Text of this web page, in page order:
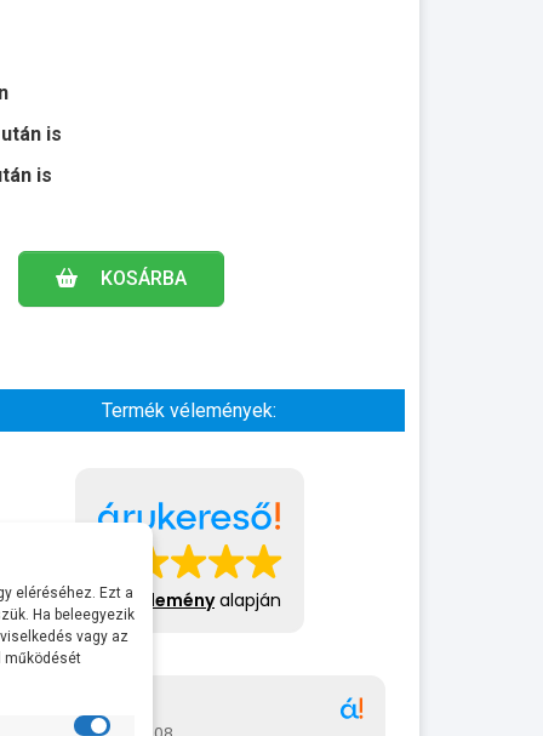
is
is
KOSÁRBA
Termék vélemények:
413 véleményalapján
Gábor
eléréséhez. Ezt a
Ha beleegyezik
vagy az
működését